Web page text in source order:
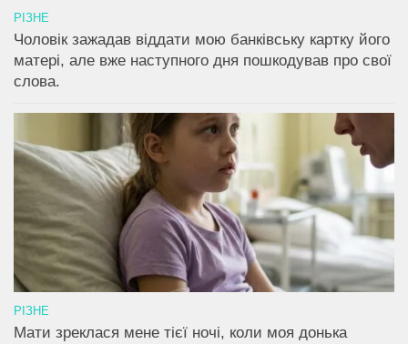
РІЗНЕ
Чоловік зажадав віддати мою банківську картку його
матері, але вже наступного дня пошкодував про свої
слова.
РІЗНЕ
Мати зреклася мене тієї ночі, коли моя донька